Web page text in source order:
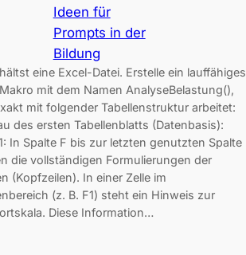
Ideen für
Prompts in der
Bildung
eine Excel-Datei. Erstelle ein lauffähiges
mit dem Namen AnalyseBelastung(),
mit folgender Tabellenstruktur arbeitet:
des ersten Tabellenblatts (Datenbasis):
In Spalte F bis zur letzten genutzten Spalte
die vollständigen Formulierungen der
(Kopfzeilen). In einer Zelle im
(z. B. F1) steht ein Hinweis zur
Diese Information…